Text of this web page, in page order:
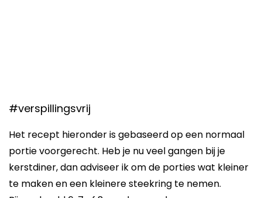
#verspillingsvrij
Het recept hieronder is gebaseerd op een normaal
portie voorgerecht. Heb je nu veel gangen bij je
kerstdiner, dan adviseer ik om de porties wat kleiner
te maken en een kleinere steekring te nemen.